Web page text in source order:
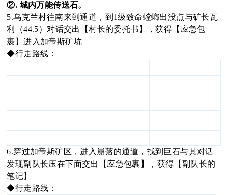
②. 城内万能传送石。
5.乌克兰村往南来到通道，到1级致命螳螂出没点与矿长瓦
利（44.5）对话交出【村长的委托书】，获得【应急包
裹】进入加帝斯矿坑
◆行走路线：
6.穿过加帝斯矿区，进入崩落的通道，找到巨石与其对话
发现副队长压在下面交出【应急包裹】，获得【副队长的
笔记】
◆行走路线：